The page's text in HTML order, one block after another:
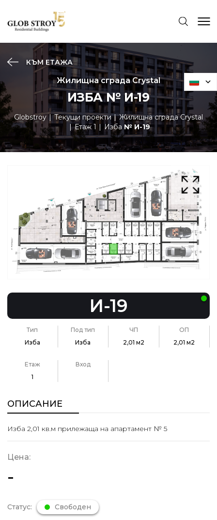
КЪМ ЕТАЖА
Жилищна сграда Crystal
ИЗБА № И-19
Globstroy Текущи проекти
Жилищна сграда Crystal
Етаж 1
Изба № И-19
И-19
Тип
Изба
Под тип
Изба
ЧП
2,01 м2
ОП
2,01 м2
Етаж
1
Вход
ОПИСАНИЕ
Изба 2,01 кв.м прилежаща на апартамент № 5
Цена:
-
Статус: Свободен